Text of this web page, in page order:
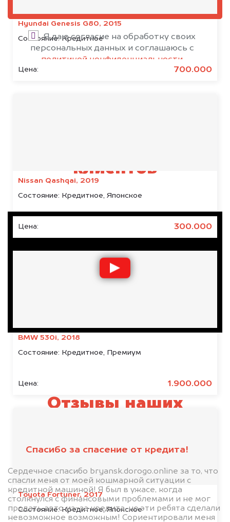
Hyundai Genesis G80, 2015
Состояние:Кредитное
Цена: 700.000
Nissan Qashqai, 2019
Состояние: Кредитное, Японское
Цена: 300.000
BMW 530i, 2018
Состояние: Кредитное, Премиум
Цена: 1.900.000
Toyota Fortuner, 2017
Состояние:Кредитное, Японское
Я даю согласие на обработку своих
персональных данных и соглашаюсь с
политикой конфиденциальности
клиентов
Отзывы наших
Спасибо за спасение от кредита!
Сердечное спасибо bryansk.dorogo.online за то, что
спасли меня от моей кошмарной ситуации с
кредитной машиной! Я был в ужасе, когда
столкнулся с финансовыми проблемами и не мог
продать авто из-за кредита, но эти ребята сделали
невозможное возможным! Сориентировали меня